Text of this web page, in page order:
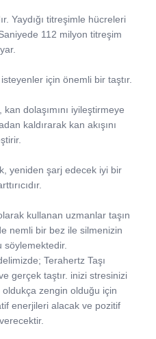
Yaydığı titreşimle hücreleri
112 milyon titreşim
için önemli bir taştır.
dolaşımını iyileştirmeye
kaldırarak kan akışını
yeniden şarj edecek iyi bir
kullanan uzmanlar taşın
nemli bir bez ile silmenizin
söylemektedir.
Terahertz Taşı
gerçek taştır. inizi stresinizi
oldukça zengin olduğu için
enerjileri alacak ve pozitif